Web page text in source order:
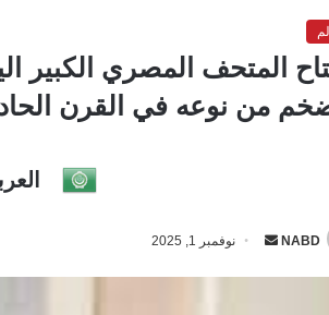
المتحف المصري الكبير
من نوعه في القرن
NABD نوفمبر 1, 2025